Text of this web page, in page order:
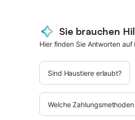
Sie brauchen
Hier finden Sie Antworten
Sind Haustiere erlaubt?
Welche